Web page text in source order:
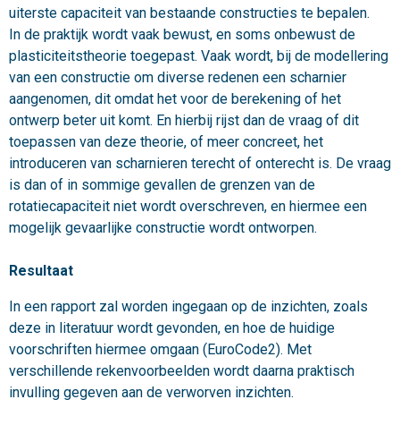
uiterste capaciteit van bestaande constructies te bepalen.
In de praktijk wordt vaak bewust, en soms onbewust de
plasticiteitstheorie toegepast. Vaak wordt, bij de modellering
van een constructie om diverse redenen een scharnier
aangenomen, dit omdat het voor de berekening of het
ontwerp beter uit komt. En hierbij rijst dan de vraag of dit
toepassen van deze theorie, of meer concreet, het
introduceren van scharnieren terecht of onterecht is. De vraag
is dan of in sommige gevallen de grenzen van de
rotatiecapaciteit niet wordt overschreven, en hiermee een
mogelijk gevaarlijke constructie wordt ontworpen.
Resultaat
In een rapport zal worden ingegaan op de inzichten, zoals
deze in literatuur wordt gevonden, en hoe de huidige
voorschriften hiermee omgaan (EuroCode2). Met
verschillende rekenvoorbeelden wordt daarna praktisch
invulling gegeven aan de verworven inzichten.